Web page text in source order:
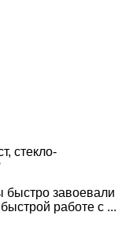
стекло-
завоевали
работе с ...